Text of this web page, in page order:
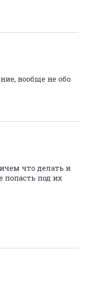
вообще не обо
что делать и
под их